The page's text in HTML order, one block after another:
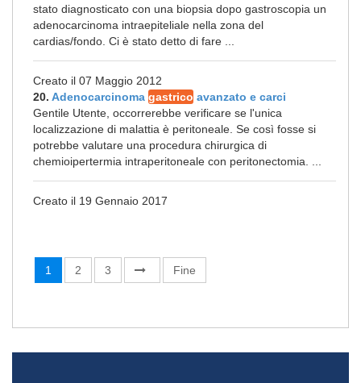
stato diagnosticato con una biopsia dopo gastroscopia un
adenocarcinoma intraepiteliale nella zona del
cardias/fondo. Ci è stato detto di fare ...
Creato il 07 Maggio 2012
20. Adenocarcinoma gastrico avanzato e carci
Gentile Utente, occorrerebbe verificare se l'unica
localizzazione di malattia è peritoneale. Se così fosse si
potrebbe valutare una procedura chirurgica di
chemioipertermia intraperitoneale con peritonectomia. ...
Creato il 19 Gennaio 2017
1 2 3 Fine